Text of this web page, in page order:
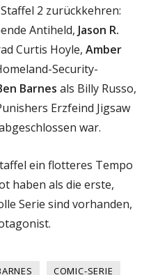
2 zurückkehren:
Antiheld, Jason R.
Curtis Hoyle, Amber
Security-
Barnes als Billy Russo,
Erzfeind Jigsaw
war.
ein flotteres Tempo
haben als die erste,
Serie sind vorhanden,
COMIC-SERIE